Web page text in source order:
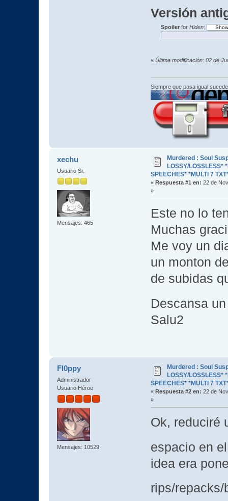
Versión
Spoilerfor Hiden:
« Última modificación: 02 de
Siempre que pasa igual
xechu
Usuario Sr.
Mensajes: 465
Murdered : Soul
LOSSY/LOSSLESS*
SPEECHES* *MULTI 7
« Respuesta #1 en: 22 de
»
Este no lo
Muchas
Me voy un
un monton
de subidas
Descansa
Salu2
Fl0ppy
Administrador
Usuario Héroe
Mensajes: 10529
Murdered : Soul
LOSSY/LOSSLESS*
SPEECHES* *MULTI 7
« Respuesta #2 en: 22 de
»
Ok, reduciré
espacio en
idea era
rips/